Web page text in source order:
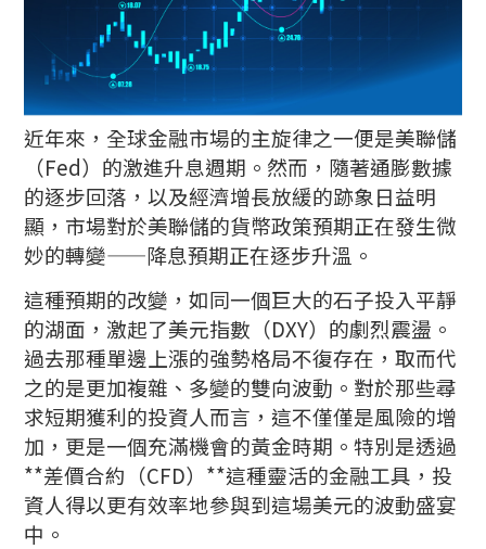
近年來，全球金融市場的主旋律之一便是美聯儲
（Fed）的激進升息週期。然而，隨著通膨數據
的逐步回落，以及經濟增長放緩的跡象日益明
顯，市場對於美聯儲的貨幣政策預期正在發生微
妙的轉變——降息預期正在逐步升溫。
這種預期的改變，如同一個巨大的石子投入平靜
的湖面，激起了美元指數（DXY）的劇烈震盪。
過去那種單邊上漲的強勢格局不復存在，取而代
之的是更加複雜、多變的雙向波動。對於那些尋
求短期獲利的投資人而言，這不僅僅是風險的增
加，更是一個充滿機會的黃金時期。特別是透過
**差價合約（CFD）**這種靈活的金融工具，投
資人得以更有效率地參與到這場美元的波動盛宴
中。